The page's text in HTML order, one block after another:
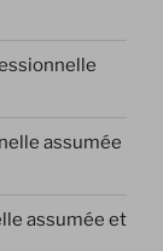
assumée
assumée et